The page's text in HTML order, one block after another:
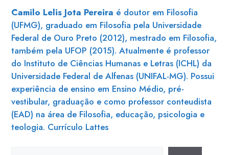
Camilo Lelis Jota Pereira é doutor em Filosofia
(UFMG), graduado em Filosofia pela Universidade
Federal de Ouro Preto (2012), mestrado em Filosofia,
também pela UFOP (2015). Atualmente é professor
do Instituto de Ciências Humanas e Letras (ICHL) da
Universidade Federal de Alfenas (UNIFAL-MG). Possui
experiência de ensino em Ensino Médio, pré-
vestibular, graduação e como professor conteudista
(EAD) na área de Filosofia, educação, psicologia e
teologia. Currículo Lattes